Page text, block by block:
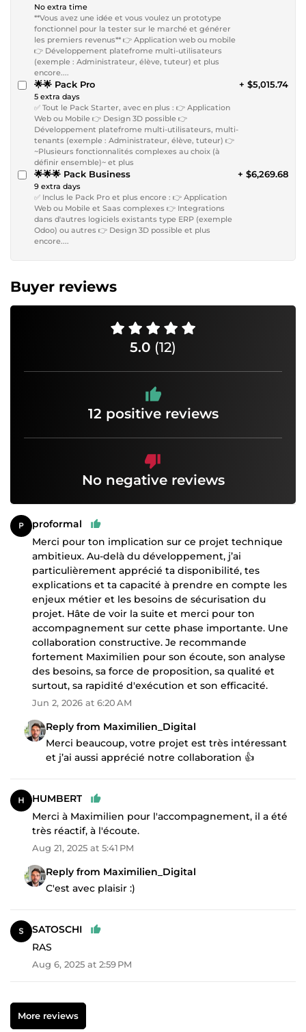
No extra time
**Vous avez une idée et vous voulez un prototype
fonctionnel pour la tester sur le marché et générer
les premiers revenus** 👉 Application web ou mobile
👉 Développement platefrome multi-utilisateurs
(exemple : Administrateur, élève, tuteur) et plus
encore....
🌟🌟 Pack Pro
5 extra days
✅ Tout le Pack Starter, avec en plus : 👉 Application
Web ou Mobile 👉 Design 3D possible 👉
Développement platefrome multi-utilisateurs, multi-
tenants (exemple : Administrateur, élève, tuteur) 👉
~Plusieurs fonctionnalités complexes au choix (à
définir ensemble)~ et plus
+ $5,015.74
🌟🌟🌟 Pack Business
9 extra days
✅ Inclus le Pack Pro et plus encore : 👉 Application
Web ou Mobile et Saas complexes 👉 Integrations
dans d'autres logiciels existants type ERP (exemple
Odoo) ou autres 👉 Design 3D possible et plus
encore....
+ $6,269.68
Buyer reviews
5.0 (12)
12 positive reviews
No negative reviews
proformal
Merci pour ton implication sur ce projet technique
ambitieux. Au-delà du développement, j’ai
particulièrement apprécié ta disponibilité, tes
explications et ta capacité à prendre en compte les
enjeux métier et les besoins de sécurisation du
projet. Hâte de voir la suite et merci pour ton
accompagnement sur cette phase importante. Une
collaboration constructive. Je recommande
fortement Maximilien pour son écoute, son analyse
des besoins, sa force de proposition, sa qualité et
surtout, sa rapidité d'exécution et son efficacité.
Jun 2, 2026 at 6:20 AM
Reply from Maximilien_Digital
Merci beaucoup, votre projet est très intéressant
et j’ai aussi apprécié notre collaboration 👍
HUMBERT
Merci à Maximilien pour l'accompagnement, il a été
très réactif, à l'écoute.
Aug 21, 2025 at 5:41 PM
Reply from Maximilien_Digital
C'est avec plaisir :)
SATOSCHI
RAS
Aug 6, 2025 at 2:59 PM
More reviews